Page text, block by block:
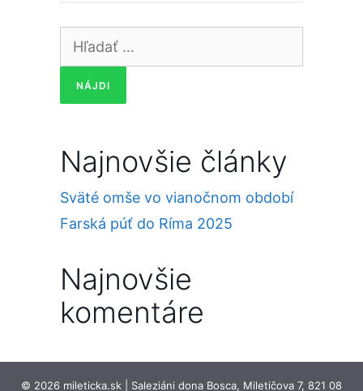
Hľadať:
Najnovšie články
Sväté omše vo vianočnom období
Farská púť do Ríma 2025
Najnovšie
komentáre
© 2026 mileticka.sk | Saleziáni dona Bosca, Miletičova 7, 821 08